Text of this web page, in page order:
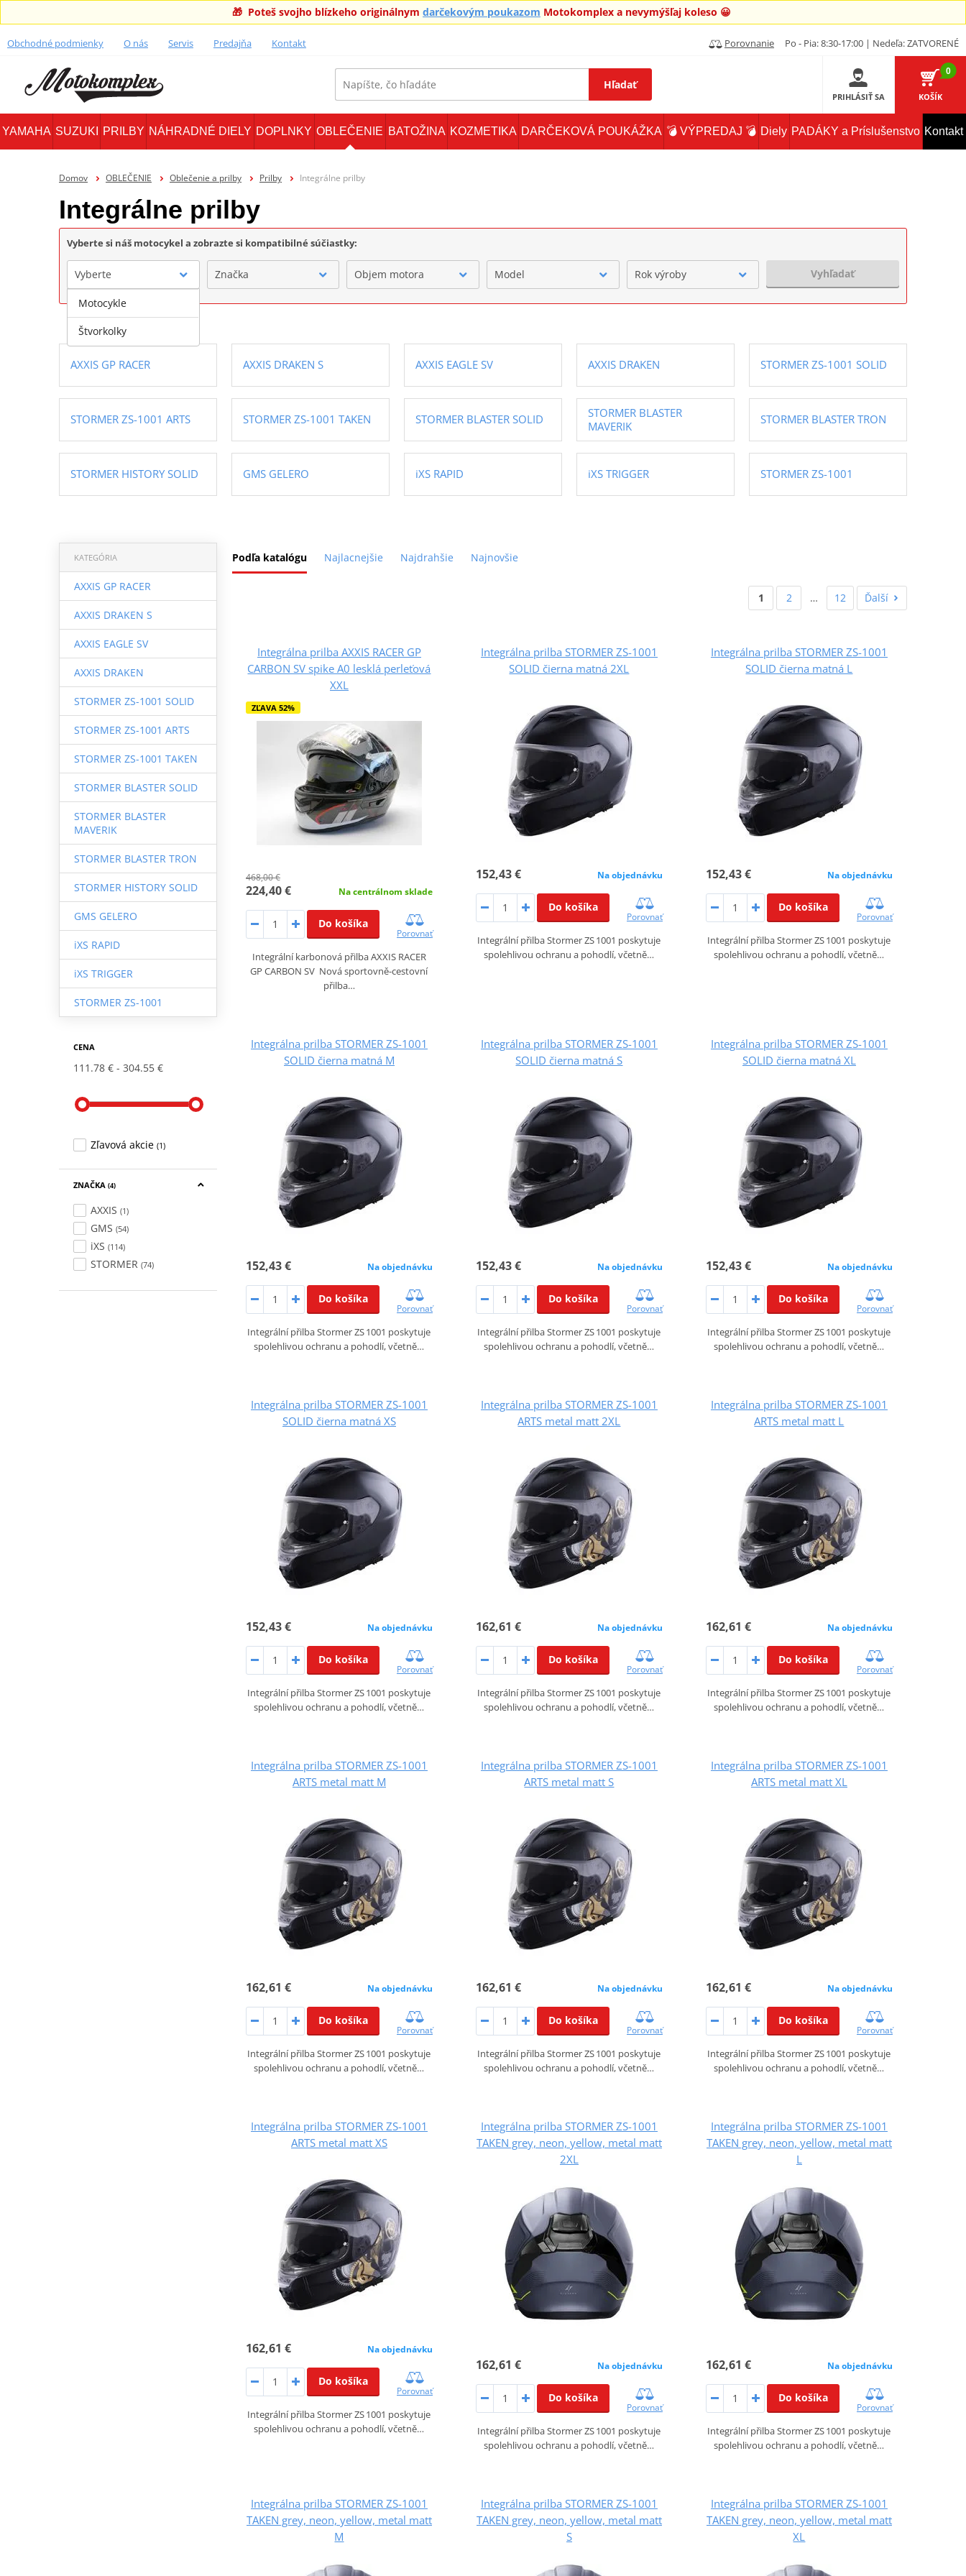
🎁 Poteš svojho blízkeho originálnym darčekovým poukazom Motokomplex a nevymýšľaj koleso 😀
Obchodné podmienky O nás Servis Predajňa Kontakt Porovnanie Po - Pia: 8:30-17:00 | Nedeľa: ZATVORENÉ
Hľadať
PRIHLÁSIŤ SA
0
KOŠÍK
YAMAHA SUZUKI PRILBY NÁHRADNÉ DIELY DOPLNKY OBLEČENIE BATOŽINA KOZMETIKA DARČEKOVÁ POUKÁŽKA 💣 VÝPREDAJ 💣 Diely PADÁKY a Príslušenstvo Kontakt
Domov OBLEČENIE Oblečenie a prilby Prilby Integrálne prilby
Integrálne prilby
Vyberte si náš motocykel a zobrazte si kompatibilné súčiastky:
Vyberte Značka Objem motora Model Rok výroby Vyhľadať
AXXIS GP RACER AXXIS DRAKEN S AXXIS EAGLE SV AXXIS DRAKEN STORMER ZS-1001 SOLID
STORMER ZS-1001 ARTS STORMER ZS-1001 TAKEN STORMER BLASTER SOLID
STORMER BLASTER
MAVERIK
STORMER BLASTER TRON
STORMER HISTORY SOLID GMS GELERO iXS RAPID iXS TRIGGER STORMER ZS-1001
Podľa katalógu Najlacnejšie Najdrahšie Najnovšie
KATEGÓRIA
AXXIS GP RACER
AXXIS DRAKEN S
AXXIS EAGLE SV
AXXIS DRAKEN
STORMER ZS-1001 SOLID
STORMER ZS-1001 ARTS
STORMER ZS-1001 TAKEN
STORMER BLASTER SOLID
STORMER BLASTER
MAVERIK
STORMER BLASTER TRON
STORMER HISTORY SOLID
GMS GELERO
iXS RAPID
iXS TRIGGER
STORMER ZS-1001
CENA
111.78 € 304.55 €
Zľavová akcie (1)
ZNAČKA (4)
AXXIS (1)
GMS (54)
iXS (114)
STORMER (74)
1 2 … 12 Ďalší
Integrálna prilba AXXIS RACER GP
CARBON SV spike A0 lesklá perleťová
XXL
ZĽAVA 52%
468,00 €
224,40 € Na centrálnom sklade
Do košíka
Porovnať
Integrální karbonová přilba AXXIS RACER
GP CARBON SV Nová sportovně-cestovní
přilba…
Integrálna prilba STORMER ZS-1001
SOLID čierna matná 2XL
152,43 € Na objednávku
Do košíka
Porovnať
Integrální přilba Stormer ZS 1001 poskytuje
spolehlivou ochranu a pohodlí, včetně…
Integrálna prilba STORMER ZS-1001
SOLID čierna matná L
152,43 € Na objednávku
Do košíka
Porovnať
Integrální přilba Stormer ZS 1001 poskytuje
spolehlivou ochranu a pohodlí, včetně…
Integrálna prilba STORMER ZS-1001
SOLID čierna matná M
152,43 € Na objednávku
Do košíka
Porovnať
Integrální přilba Stormer ZS 1001 poskytuje
spolehlivou ochranu a pohodlí, včetně…
Integrálna prilba STORMER ZS-1001
SOLID čierna matná S
152,43 € Na objednávku
Do košíka
Porovnať
Integrální přilba Stormer ZS 1001 poskytuje
spolehlivou ochranu a pohodlí, včetně…
Integrálna prilba STORMER ZS-1001
SOLID čierna matná XL
152,43 € Na objednávku
Do košíka
Porovnať
Integrální přilba Stormer ZS 1001 poskytuje
spolehlivou ochranu a pohodlí, včetně…
Integrálna prilba STORMER ZS-1001
SOLID čierna matná XS
152,43 € Na objednávku
Do košíka
Porovnať
Integrální přilba Stormer ZS 1001 poskytuje
spolehlivou ochranu a pohodlí, včetně…
Integrálna prilba STORMER ZS-1001
ARTS metal matt 2XL
162,61 € Na objednávku
Do košíka
Porovnať
Integrální přilba Stormer ZS 1001 poskytuje
spolehlivou ochranu a pohodlí, včetně…
Integrálna prilba STORMER ZS-1001
ARTS metal matt L
162,61 € Na objednávku
Do košíka
Porovnať
Integrální přilba Stormer ZS 1001 poskytuje
spolehlivou ochranu a pohodlí, včetně…
Integrálna prilba STORMER ZS-1001
ARTS metal matt M
162,61 € Na objednávku
Do košíka
Porovnať
Integrální přilba Stormer ZS 1001 poskytuje
spolehlivou ochranu a pohodlí, včetně…
Integrálna prilba STORMER ZS-1001
ARTS metal matt S
162,61 € Na objednávku
Do košíka
Porovnať
Integrální přilba Stormer ZS 1001 poskytuje
spolehlivou ochranu a pohodlí, včetně…
Integrálna prilba STORMER ZS-1001
ARTS metal matt XL
162,61 € Na objednávku
Do košíka
Porovnať
Integrální přilba Stormer ZS 1001 poskytuje
spolehlivou ochranu a pohodlí, včetně…
Integrálna prilba STORMER ZS-1001
ARTS metal matt XS
162,61 € Na objednávku
Do košíka
Porovnať
Integrální přilba Stormer ZS 1001 poskytuje
spolehlivou ochranu a pohodlí, včetně…
Integrálna prilba STORMER ZS-1001
TAKEN grey, neon, yellow, metal matt
2XL
162,61 € Na objednávku
Do košíka
Porovnať
Integrální přilba Stormer ZS 1001 poskytuje
spolehlivou ochranu a pohodlí, včetně…
Integrálna prilba STORMER ZS-1001
TAKEN grey, neon, yellow, metal matt
L
162,61 € Na objednávku
Do košíka
Porovnať
Integrální přilba Stormer ZS 1001 poskytuje
spolehlivou ochranu a pohodlí, včetně…
Integrálna prilba STORMER ZS-1001
TAKEN grey, neon, yellow, metal matt
M
Integrálna prilba STORMER ZS-1001
TAKEN grey, neon, yellow, metal matt
S
Integrálna prilba STORMER ZS-1001
TAKEN grey, neon, yellow, metal matt
XL
Motocykle
Štvorkolky